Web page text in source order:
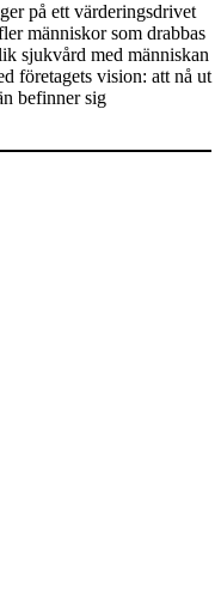
på ett värderingsdrivet
människor som drabbas
sjukvård med människan
företagets vision: att nå ut
befinner sig